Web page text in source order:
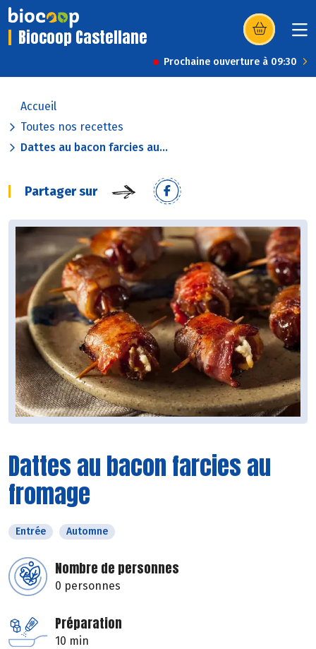
Biocoop Castellane (s’ouvre dans
Prochaine ouverture à 09:30
Accueil
Toutes nos recettes
Dattes au bacon farcies au...
Partager sur
Dattes au bacon farcies au
fromage
Entrée Automne
Nombre de personnes
0 personnes
Préparation
10 min